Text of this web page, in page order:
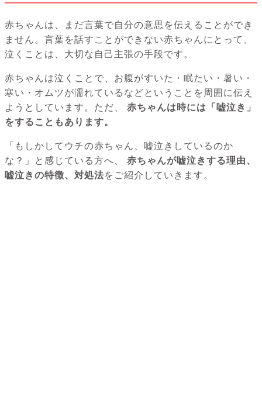
赤ちゃんは、まだ言葉で自分の意思を伝えることができ
ません。言葉を話すことができない赤ちゃんにとって、
泣くことは、大切な自己主張の手段です。
赤ちゃんは泣くことで、お腹がすいた・眠たい・暑い・
寒い・オムツが濡れているなどということを周囲に伝え
ようとしています。ただ、
赤ちゃんは時には「嘘泣き」
をすることもあります。
「もしかしてウチの赤ちゃん、嘘泣きしているのか
な？」と感じている方へ、
赤ちゃんが嘘泣きする理由、
嘘泣きの特徴、対処法をご紹介していきます。